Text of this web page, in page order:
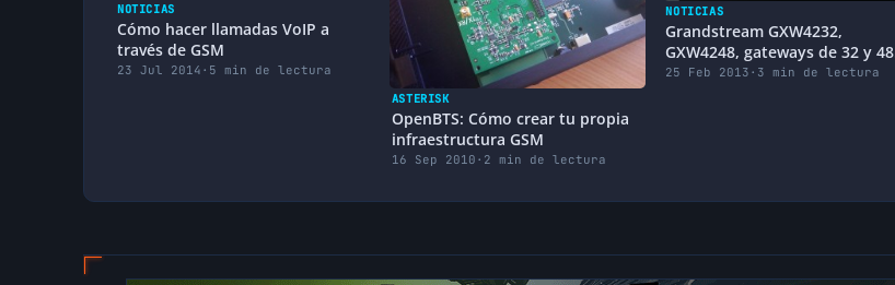
NOTICIAS
Cómo hacer llamadas VoIP a
través de GSM
23 Jul 2014 · 5 min de lectura
ASTERISK
OpenBTS: Cómo crear tu propia
infraestructura GSM
16 Sep 2010 · 2 min de lectura
NOTICIAS
Grandstream GXW4232,
GXW4248, gateways de 32 y 48
puertos
25 Feb 2013 · 3 min de lectura